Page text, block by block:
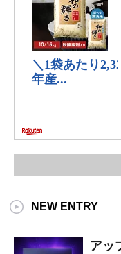
NEW ENTRY
アッ